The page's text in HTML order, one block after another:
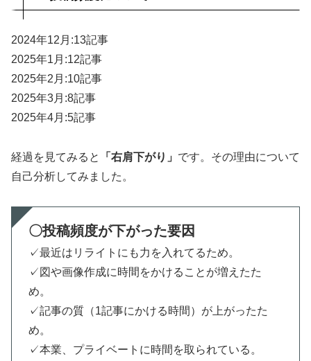
2024年12月:13記事
2025年1月:12記事
2025年2月:10記事
2025年3月:8記事
2025年4月:5記事
経過を見てみると 「右肩下がり」 です。その理由について
自己分析してみました。
〇投稿頻度が下がった要因
✓最近はリライトにも力を入れてるため。
✓図や画像作成に時間をかけることが増えたた
め。
✓記事の質（1記事にかける時間）が上がったた
め。
✓本業、プライベートに時間を取られている。